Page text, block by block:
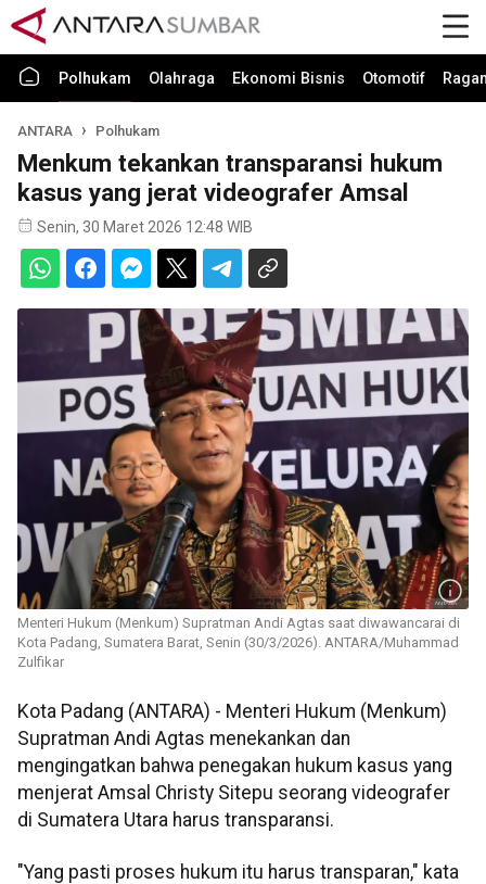
Polhukam Olahraga Ekonomi Bisnis Otomotif
ANTARA Polhukam
Menkum tekankan transparansi hukum
kasus yang jerat videografer Amsal
Senin, 30 Maret 2026 12:48 WIB
Menteri Hukum (Menkum) Supratman Andi Agtas saat diwawancarai di
Kota Padang, Sumatera Barat, Senin (30/3/2026). ANTARA/Muhammad
Zulfikar
Kota Padang (ANTARA) - Menteri Hukum (Menkum)
Supratman Andi Agtas menekankan dan
mengingatkan bahwa penegakan hukum kasus yang
menjerat Amsal Christy Sitepu seorang videografer
di Sumatera Utara harus transparansi.
"Yang pasti proses hukum itu harus transparan," kata